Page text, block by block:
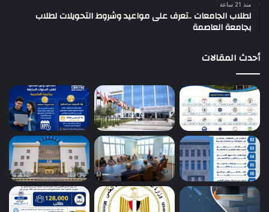
منذ 21 ساعة
لطلاب الجامعات ..تعرف على مواعيد وشروط التحويلات لطلاب
بجامعة العاصمة
أحدث المقالات